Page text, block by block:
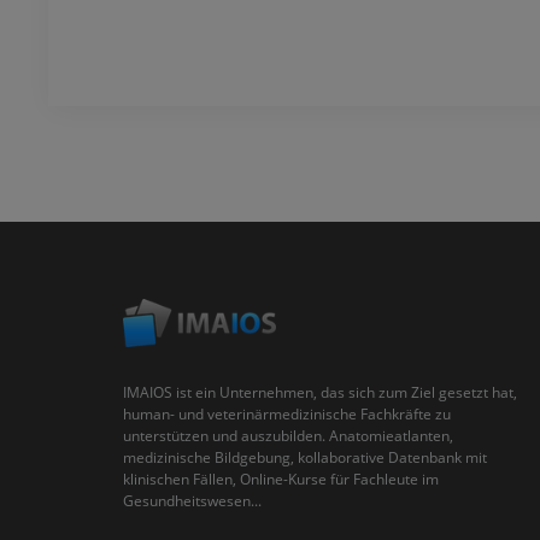
IMAIOS ist ein Unternehmen, das sich zum Ziel gesetzt hat,
human- und veterinärmedizinische Fachkräfte zu
unterstützen und auszubilden. Anatomieatlanten,
medizinische Bildgebung, kollaborative Datenbank mit
klinischen Fällen, Online-Kurse für Fachleute im
Gesundheitswesen...